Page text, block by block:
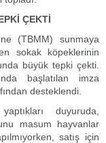
ÇEKTİ
(TBMM) sunmaya
sokak köpeklerinin
büyük tepki çekti.
başlatılan imza
desteklendi.
duyuruda,
masum hayvanlar
satış için